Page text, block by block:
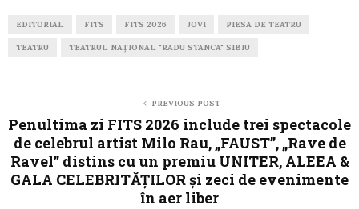
EDITORIAL FITS FITS 2026 JOVI PIESA DE TEATRU
TEATRU TEATRUL NAŢIONAL "RADU STANCA" SIBIU
PREVIOUS POST
Penultima zi FITS 2026 include trei spectacole
de celebrul artist Milo Rau, „FAUST”, „Rave de
Ravel” distins cu un premiu UNITER, ALEEA &
GALA CELEBRITĂȚILOR și zeci de evenimente
în aer liber